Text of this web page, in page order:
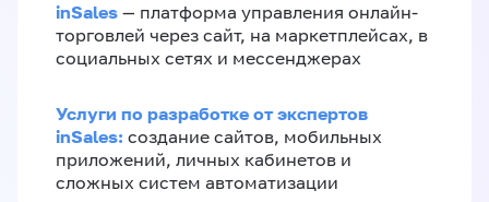
inSales — платформа управления онлайн-
торговлей через сайт, на маркетплейсах, в
социальных сетях и мессенджерах
Услуги по разработке от экспертов
inSales: создание сайтов, мобильных
приложений, личных кабинетов и
сложных систем автоматизации